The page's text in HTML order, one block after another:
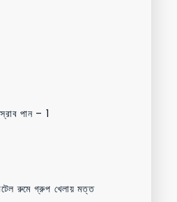
পান – 1
রুমে গ্রুপ খেলায় মত্ত